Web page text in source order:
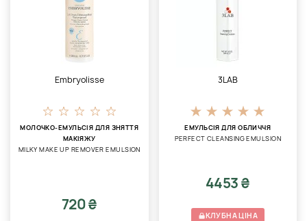
Embryolisse
МОЛОЧКО-ЕМУЛЬСІЯ ДЛЯ ЗНЯТТЯ
МАКІЯЖУ
MILKY MAKE UP REMOVER EMULSION
720 ₴
3LAB
ЕМУЛЬСІЯ ДЛЯ ОБЛИЧЧЯ
PERFECT CLEANSING EMULSION
4453 ₴
КЛУБНА ЦІНА